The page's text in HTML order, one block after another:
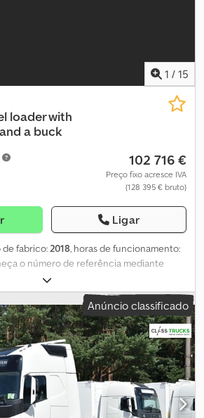
1 / 15
loader with
a buck
102 716 €
Preço fixo acresce IVA
(128 395 € bruto)
Ligar
de fabrico:2018, horas de funcionamento:
o número de referência mediante
Modelo: 2018 Horas de
Certificado até 09/2026 Peso: 17.300 kg
Baldes Gjerstad 2004, 2700 litros
no fornecimento. Pneus de inverno
(ver fotos) Direção por joystick Câmera
Pronto para entrega Descrição:
L90H, fabricada em 2018. Os pneus
incluídos; as imagens dos pneus
Pronto para entrega. Horas de
17.300 kg Inspeção anual: Sim
Anúncio classificado